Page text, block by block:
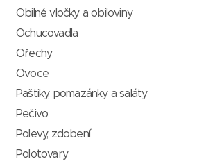
Obilné vločky a obiloviny
Ochucovadla
Ořechy
Ovoce
Paštiky, pomazánky a saláty
Pečivo
Polevy, zdobení
Polotovary